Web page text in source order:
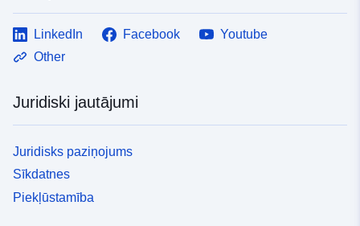
LinkedIn Facebook
Youtube
Other
Juridiski jautājumi
Juridisks paziņojums
Sīkdatnes
Piekļūstamība